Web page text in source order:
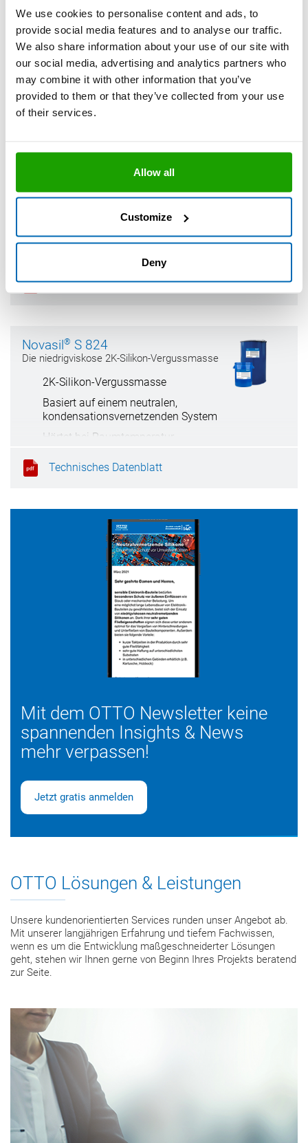
We use cookies to personalise content and ads, to
provide social media features and to analyse our traffic.
We also share information about your use of our site with
our social media, advertising and analytics partners who
may combine it with other information that you’ve
provided to them or that they’ve collected from your use
of their services.
Allow all
Customize
Deny
Neutral vernetzender 1K-Silikon-Kleb-
und Dichtstoff auf Alkoxy-Basis
Sehr gute Witterungs-, Alterungs- und
UV-Beständigkeit
Sehr gute Eigenhaftung auf
Kunststoffen
Nicht korrosiv
Verursacht an nicht vorgespanntem
Technisches Datenblatt
Die Premium 2K-Silikon-Vergussmasse
2K-Silikon-Vergussmasse
Schnelle Aushärtung
Sehr gute Fließfähigkeit
Elektrisch nicht leitend
Nicht korrosiv
Technisches Datenblatt
Novasil® S 824
Die niedrigviskose 2K-Silikon-Vergussmasse
2K-Silikon-Vergussmasse
Basiert auf einem neutralen,
kondensationsvernetzenden System
Härtet bei Raumtemperatur
als Spaltprodukt frei
Sehr gute Fließfähigkeit
Elektrisch nicht leitend
Sehr breites Haftspektrum
Schnelles Applizieren in der Produktion
Technisches Datenblatt
Mit dem OTTO Newsletter keine
spannenden Insights & News
mehr verpassen!
Jetzt gratis anmelden
OTTO Lösungen & Leistungen
Unsere kundenorientierten Services runden unser Angebot ab.
Mit unserer langjährigen Erfahrung und tiefem Fachwissen,
wenn es um die Entwicklung maßgeschneiderter Lösungen
geht, stehen wir Ihnen gerne von Beginn Ihres Projekts beratend
zur Seite.